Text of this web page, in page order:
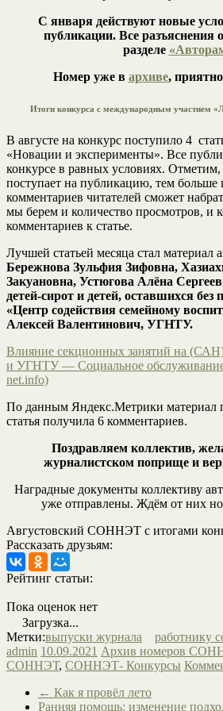
С января действуют новые
публикации. Все разъяснения
разделе
Номер уже в архиве,
Итоги конкурса с международным участием
В августе на конкурс поступило 4
«Новации и эксперименты». Все
конкурсе в равных условиях. Отметим,
поступает на публикацию, тем больше
комментариев читателей сможет
мы берем и количество просмотров, и
комментариев к статье.
Лучшей статьей месяца стал материал
Бережнова Зульфия Зифовна,
Закуановна, Устюгова Алёна
детей-сирот и детей, оставшихся без
«Центр содействия семейному
Алексей Валентинович, УГНТУ.
Влияние секционных занятий на
и УГНТУ — Социальное обслуживание
net.info)
По данным Яндекс.Метрики материал
статья получила 6 комментариев.
Поздравляем коллектив,
журналистском поприще и
Наградные документы коллективу
уже отправлены. Ждём от них
Августовский СОННЭТ с итогами
Рассказать друзьям:
Рейтинг статьи:
Пока оценок нет
Загрузка...
Метки:выпуски журнала
работнику
admin 10.09.2021 Архив номеров
СОННЭТ, СОННЭТ- Конкурсы
← Как я провёл лето
Ранняя помощь: изменение